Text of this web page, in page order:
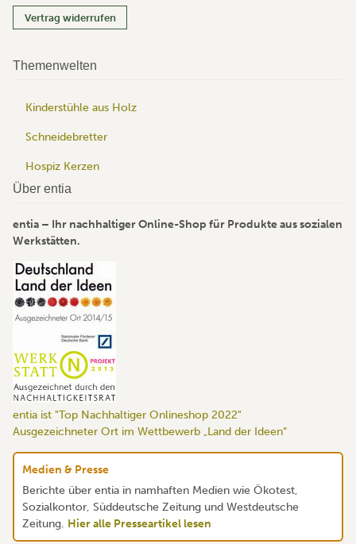
Vertrag widerrufen
Themenwelten
Kinderstühle aus Holz
Schneidebretter
Hospiz Kerzen
Über entia
entia – Ihr nachhaltiger Online-Shop für Produkte aus sozialen
Werkstätten.
entia ist "Top Nachhaltiger Onlineshop 2022"
Ausgezeichneter Ort im Wettbewerb „Land der Ideen“
Medien & Presse
Berichte über entia in namhaften Medien wie Ökotest,
Sozialkontor, Süddeutsche Zeitung und Westdeutsche
Zeitung. Hier alle Presseartikel lesen